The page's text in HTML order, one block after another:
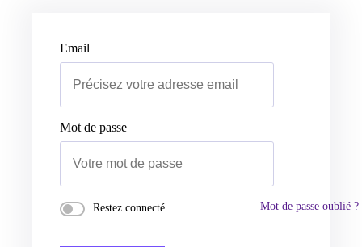
Email
Mot de passe
Restez connecté Mot de passe oublié ?